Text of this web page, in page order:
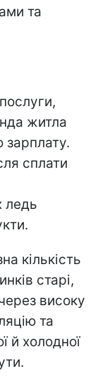
та
житла
зарплату.
сплати
ледь
кількість
старі,
високу
та
й холодної